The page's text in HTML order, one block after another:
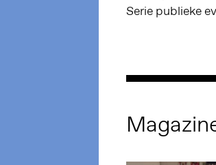
Serie publieke